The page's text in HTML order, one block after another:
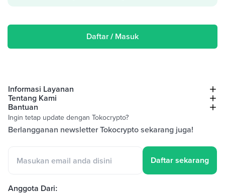
Daftar / Masuk
Informasi Layanan
Tentang Kami
Bantuan
Ingin tetap update dengan Tokocrypto?
Berlangganan newsletter Tokocrypto sekarang juga!
Daftar sekarang
Anggota Dari: